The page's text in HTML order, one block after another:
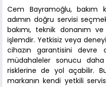
Cem Bayramoğlu, bakım
adımın doğru servisi
bakımı, teknik donanım
işlemdir. Yetkisiz veya
cihazın garantisini devre
müdahaleler sonucu
risklerine de yol açabilir.
markanın kendi yetkili